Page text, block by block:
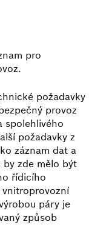
pro
požadavky
provoz
spolehlivého
požadavky z
záznam dat a
by zde mělo být
řídicího
páry je
způsob